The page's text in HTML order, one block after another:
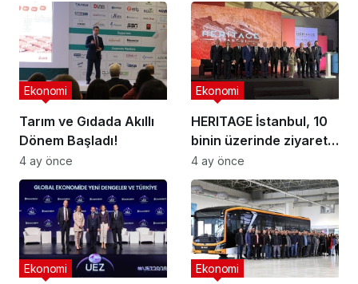
Tarım ve Gıdada Akıllı
Dönem Başladı!
Ekonomi
4 ay önce
HERITAGE İstanbul, 10
binin üzerinde ziyaretçi
ağırladı
Ekonomi
4 ay önce
Ekonomi Ekonomi